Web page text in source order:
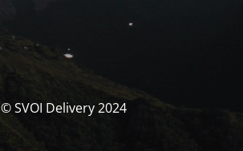
© SVOI Delivery 2024